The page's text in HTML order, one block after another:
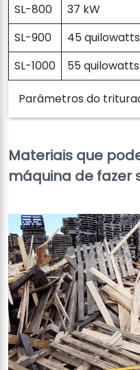
SL-800
37 kW
SL-900
45 quilowatts
SL-1000
55 quilowatts
Parâmetros do
Materiais que
máquina de fazer